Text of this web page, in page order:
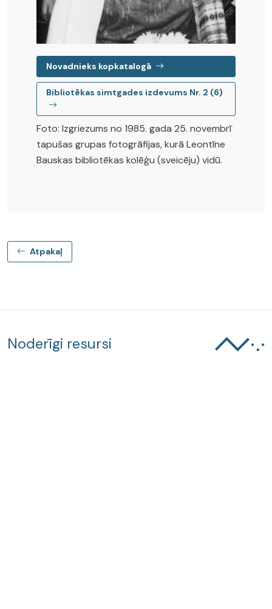
Novadnieks kopkatalogā
Bibliotēkas simtgades izdevums Nr. 2 (6)
Foto: Izgriezums no 1985. gada 25. novembrī
tapušas grupas fotogrāfijas, kurā Leontīne
Bauskas bibliotēkas kolēģu (sveicēju) vidū.
Atpakaļ
Noderīgi resursi